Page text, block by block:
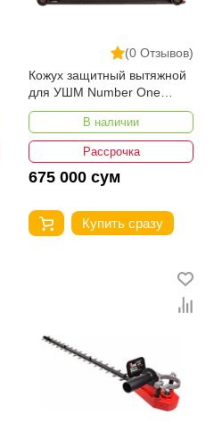
(0 Отзывов)
Кожух защитный вытяжной
для УШМ Number One
NCDS-230PRO
В наличии
Рассрочка
675 000 сум
Купить сразу